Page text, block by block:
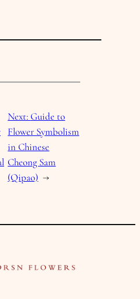
Next:Guide to
Flower Symbolism
in Chinese
Cheong Sam
(Qipao) →